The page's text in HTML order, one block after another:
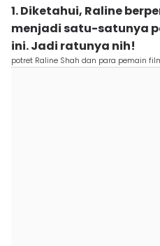
1. Diketahui, Raline
menjadi satu-satunya
ini. Jadi ratunya nih!
potret Raline Shah dan para pemain